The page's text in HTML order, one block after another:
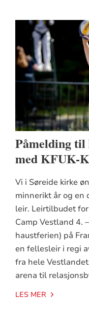
Påmelding til
med KFUK-
Vi i Søreide kirke
minnerikt år og en
leir. Leirtilbudet
Camp Vestland 4.
haustferien) på
en fellesleir i regi
fra hele
arena til
LES MER